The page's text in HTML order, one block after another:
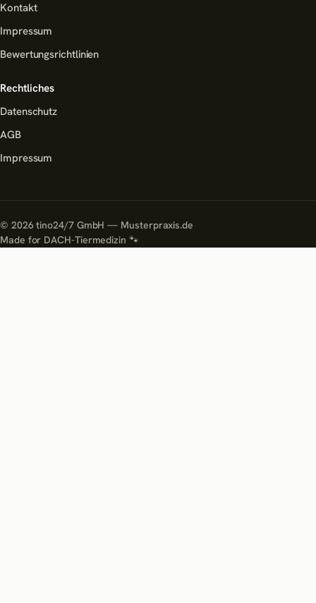
Kontakt
Impressum
Bewertungsrichtlinien
Rechtliches
Datenschutz
AGB
Impressum
© 2026 tino24/7 GmbH — Musterpraxis.de
Made for DACH-Tiermedizin 🐾